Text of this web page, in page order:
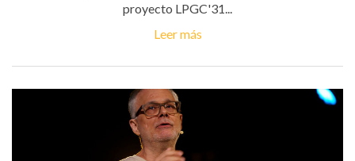
proyecto LPGC'31...
Leer más